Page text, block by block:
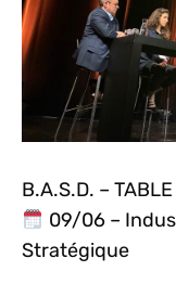
B.A.S.D. –
09/06 –
Stratégique